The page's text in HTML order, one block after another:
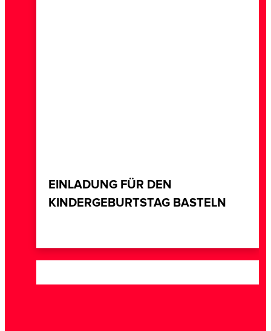
EINLADUNG FÜR DEN
KINDERGEBURTSTAG BASTELN